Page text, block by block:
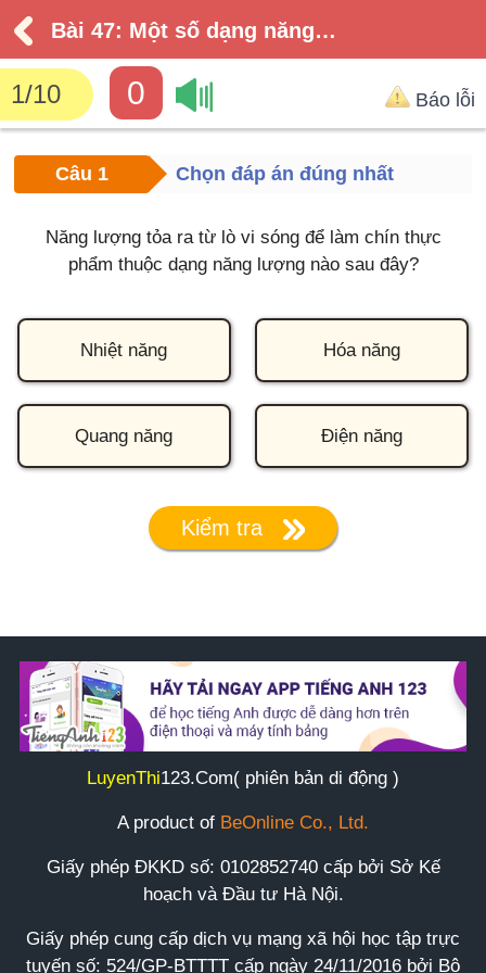
Bài 47: Một số dạng năng lượng
1/10 0 Báo lỗi
Câu 1 Chọn đáp án đúng nhất
Năng lượng tỏa ra từ lò vi sóng để làm chín thực
phẩm thuộc dạng năng lượng nào sau đây?
Nhiệt năng Hóa năng
Quang năng Điện năng
Kiểm tra
LuyenThi123.Com( phiên bản di động )
A product of BeOnline Co., Ltd.
Giấy phép ĐKKD số: 0102852740cấp bởi Sở Kế
hoạch và Đầu tư Hà Nội.
Giấy phép cung cấp dịch vụ mạng xã hội học tập trực
tuyến số: 524/GP-BTTTT cấp ngày 24/11/2016 bởi Bộ